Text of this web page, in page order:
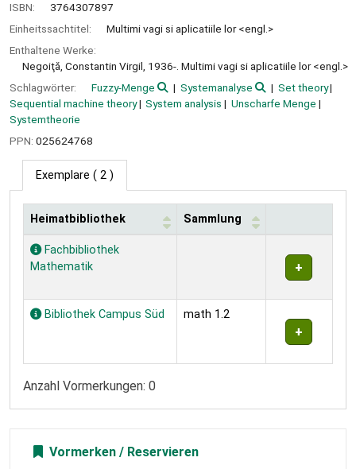
ISBN:
3764307897
Einheitssachtitel:
Multimi vagi si aplicatiile lor <engl.>
Enthaltene Werke:
Negoiţă, Constantin Virgil, 1936-. Multimi vagi si aplicatiile lor <engl.>
Schlagwörter:
Fuzzy-Menge Systemanalyse
Set theory
Sequential machine theory
System analysis
Unscharfe Menge
Systemtheorie
PPN: 025624768
Exemplare ( 2 )
Exemplare
Heimatbibliothek Sammlung
Fachbibliothek
Mathematik
Bibliothek Campus Süd math 1.2
Anzahl Vormerkungen: 0
Vormerken